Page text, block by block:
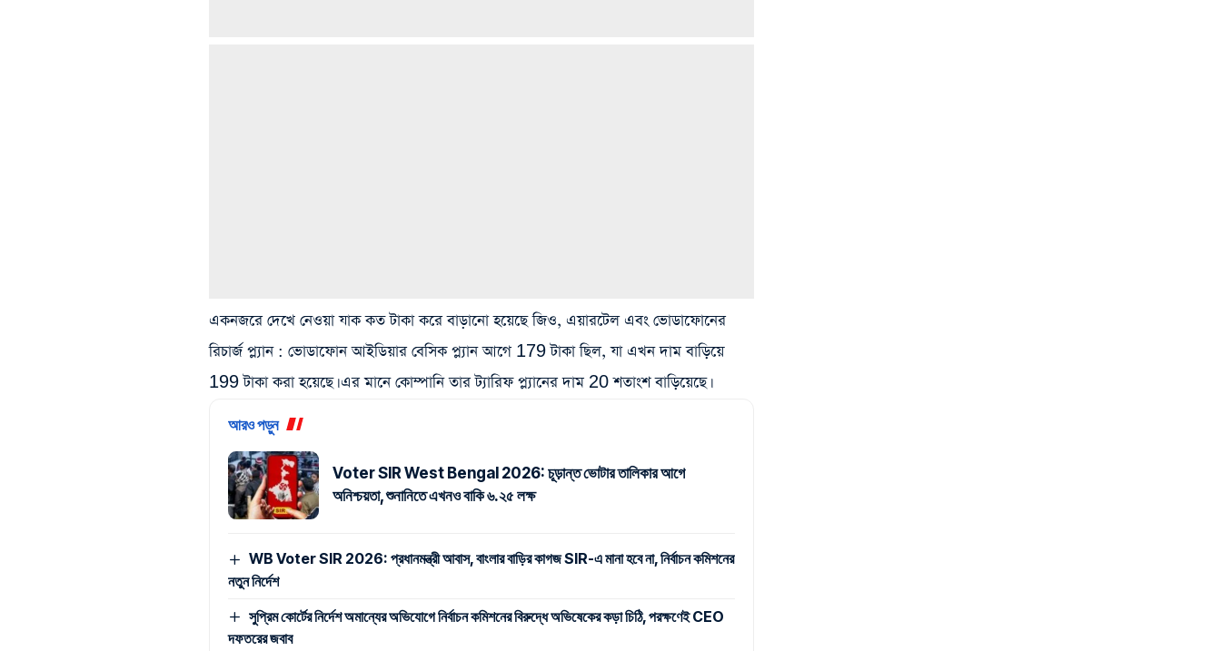
একনজরে দেখে নেওয়া যাক কত টাকা করে বাড়ানো হয়েছে জিও, এয়ারটেল এবং ভোডাফোনের
রিচার্জ প্ল্যান : ভোডাফোন আইডিয়ার বেসিক প্ল্যান আগে 179 টাকা ছিল, যা এখন দাম বাড়িয়ে
199 টাকা করা হয়েছে। এর মানে কোম্পানি তার ট্যারিফ প্ল্যানের দাম 20 শতাংশ বাড়িয়েছে।
আরও পড়ুন
Voter SIR West Bengal 2026: চূড়ান্ত ভোটার তালিকার আগে
অনিশ্চয়তা, শুনানিতে এখনও বাকি ৬.২৫ লক্ষ
WB Voter SIR 2026: প্রধানমন্ত্রী আবাস, বাংলার বাড়ির কাগজ SIR-এ মানা হবে না, নির্বাচন কমিশনের
নতুন নির্দেশ
সুপ্রিম কোর্টের নির্দেশ অমান্যের অভিযোগে নির্বাচন কমিশনের বিরুদ্ধে অভিষেকের কড়া চিঠি, পরক্ষণেই CEO
দফতরের জবাব